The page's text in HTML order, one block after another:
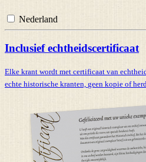
Nederland
Inclusief echtheidscertificaat
Elke krant wordt met certificaat van
echte historische kranten, geen kopie of